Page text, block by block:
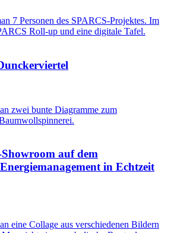
auf dem
in Echtzeit